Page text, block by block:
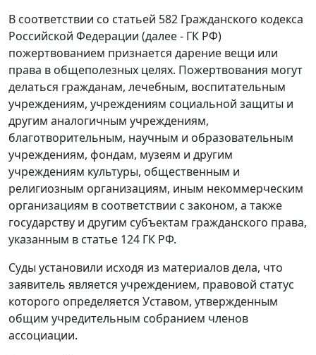
В соответствии со статьей 582 Гражданского кодекса
Российской Федерации (далее - ГК РФ)
пожертвованием признается дарение вещи или
права в общеполезных целях. Пожертвования могут
делаться гражданам, лечебным, воспитательным
учреждениям, учреждениям социальной защиты и
другим аналогичным учреждениям,
благотворительным, научным и образовательным
учреждениям, фондам, музеям и другим
учреждениям культуры, общественным и
религиозным организациям, иным некоммерческим
организациям в соответствии с законом, а также
государству и другим субъектам гражданского права,
указанным в статье 124 ГК РФ.
Суды установили исходя из материалов дела, что
заявитель является учреждением, правовой статус
которого определяется Уставом, утвержденным
общим учредительным собранием членов
ассоциации.